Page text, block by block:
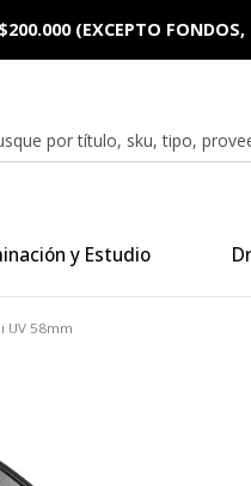
y Estudio
(EXCEPTO
UV 58mm